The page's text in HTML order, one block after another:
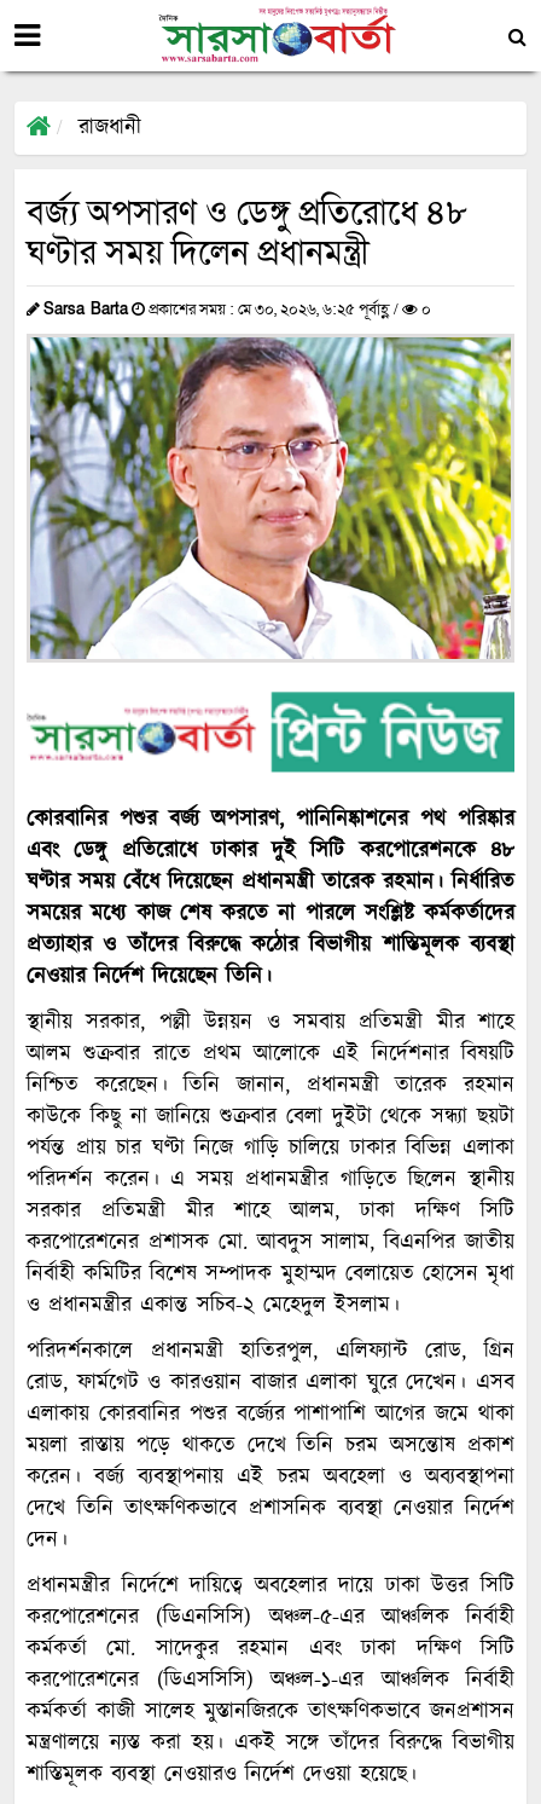
রাজধানী
বর্জ্য অপসারণ ও ডেঙ্গু প্রতিরোধে ৪৮
ঘণ্টার সময় দিলেন প্রধানমন্ত্রী
Sarsa Barta প্রকাশের সময় : মে ৩০, ২০২৬, ৬:২৫ পূর্বাহ্ণ / ০
কোরবানির পশুর বর্জ্য অপসারণ, পানিনিষ্কাশনের পথ পরিষ্কার
এবং ডেঙ্গু প্রতিরোধে ঢাকার দুই সিটি করপোরেশনকে ৪৮
ঘণ্টার সময় বেঁধে দিয়েছেন প্রধানমন্ত্রী তারেক রহমান। নির্ধারিত
সময়ের মধ্যে কাজ শেষ করতে না পারলে সংশ্লিষ্ট কর্মকর্তাদের
প্রত্যাহার ও তাঁদের বিরুদ্ধে কঠোর বিভাগীয় শাস্তিমূলক ব্যবস্থা
নেওয়ার নির্দেশ দিয়েছেন তিনি।
স্থানীয় সরকার, পল্লী উন্নয়ন ও সমবায় প্রতিমন্ত্রী মীর শাহে
আলম শুক্রবার রাতে প্রথম আলোকে এই নির্দেশনার বিষয়টি
নিশ্চিত করেছেন। তিনি জানান, প্রধানমন্ত্রী তারেক রহমান
কাউকে কিছু না জানিয়ে শুক্রবার বেলা দুইটা থেকে সন্ধ্যা ছয়টা
পর্যন্ত প্রায় চার ঘণ্টা নিজে গাড়ি চালিয়ে ঢাকার বিভিন্ন এলাকা
পরিদর্শন করেন। এ সময় প্রধানমন্ত্রীর গাড়িতে ছিলেন স্থানীয়
সরকার প্রতিমন্ত্রী মীর শাহে আলম, ঢাকা দক্ষিণ সিটি
করপোরেশনের প্রশাসক মো. আবদুস সালাম, বিএনপির জাতীয়
নির্বাহী কমিটির বিশেষ সম্পাদক মুহাম্মদ বেলায়েত হোসেন মৃধা
ও প্রধানমন্ত্রীর একান্ত সচিব-২ মেহেদুল ইসলাম।
পরিদর্শনকালে প্রধানমন্ত্রী হাতিরপুল, এলিফ্যান্ট রোড, গ্রিন
রোড, ফার্মগেট ও কারওয়ান বাজার এলাকা ঘুরে দেখেন। এসব
এলাকায় কোরবানির পশুর বর্জ্যের পাশাপাশি আগের জমে থাকা
ময়লা রাস্তায় পড়ে থাকতে দেখে তিনি চরম অসন্তোষ প্রকাশ
করেন। বর্জ্য ব্যবস্থাপনায় এই চরম অবহেলা ও অব্যবস্থাপনা
দেখে তিনি তাৎক্ষণিকভাবে প্রশাসনিক ব্যবস্থা নেওয়ার নির্দেশ
দেন।
প্রধানমন্ত্রীর নির্দেশে দায়িত্বে অবহেলার দায়ে ঢাকা উত্তর সিটি
করপোরেশনের (ডিএনসিসি) অঞ্চল-৫-এর আঞ্চলিক নির্বাহী
কর্মকর্তা মো. সাদেকুর রহমান এবং ঢাকা দক্ষিণ সিটি
করপোরেশনের (ডিএসসিসি) অঞ্চল-১-এর আঞ্চলিক নির্বাহী
কর্মকর্তা কাজী সালেহ মুস্তানজিরকে তাৎক্ষণিকভাবে জনপ্রশাসন
মন্ত্রণালয়ে ন্যস্ত করা হয়। একই সঙ্গে তাঁদের বিরুদ্ধে বিভাগীয়
শাস্তিমূলক ব্যবস্থা নেওয়ারও নির্দেশ দেওয়া হয়েছে।